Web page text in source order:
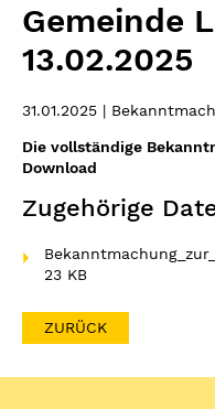
Gemeinde
13.02.2025
31.01.2025 |
Die vollständige
Download
Zugehörige
23 KB
ZURÜCK